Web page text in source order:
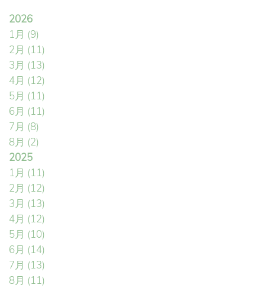
2026
1月 (9)
2月 (11)
3月 (13)
4月 (12)
5月 (11)
6月 (11)
7月 (8)
8月 (2)
2025
1月 (11)
2月 (12)
3月 (13)
4月 (12)
5月 (10)
6月 (14)
7月 (13)
8月 (11)